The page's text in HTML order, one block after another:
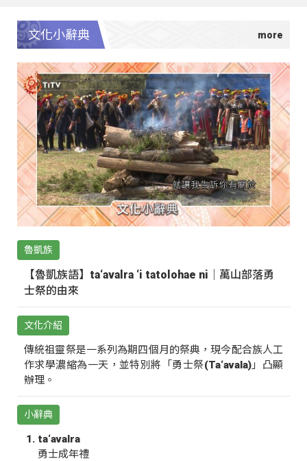
文化小辭典
魯凱族
【魯凱族語】ta‘avalra ‘i tatolohae ni｜萬山部落勇
士祭的由來
文化介紹
傳統祖靈祭是一系列為期四個月的祭典，現今配合族人工
作求學濃縮為一天，並特別將「勇士祭(Ta‘avala)」凸顯
辦理。
小辭典
ta‘avalra
勇士成年禮